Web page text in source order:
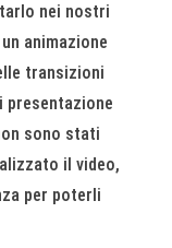
nei nostri
animazione
transizioni
presentazione
sono stati
il video,
per poterli